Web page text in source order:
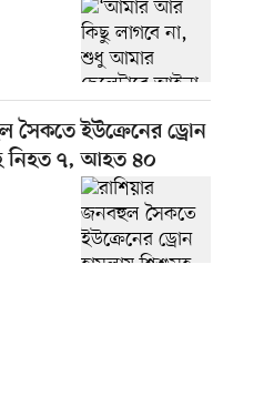
সৈকতে ইউক্রেনের ড্রোন
নিহত ৭, আহত ৪০